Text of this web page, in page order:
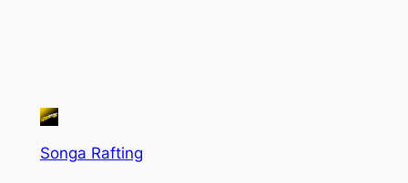
Songa Rafting